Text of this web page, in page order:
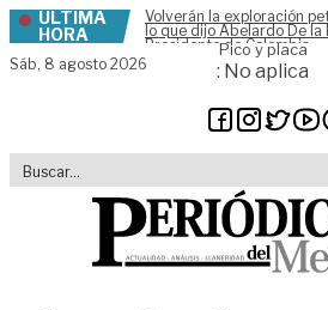
Skip to content
ÚLTIMA
HORA
Volverán la exploración
lo que dijo Abelardo De la
Presidente de Colombia
Sáb, 8 agosto 2026
Pico y placa
: No aplica